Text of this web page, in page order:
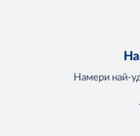
Намери най-